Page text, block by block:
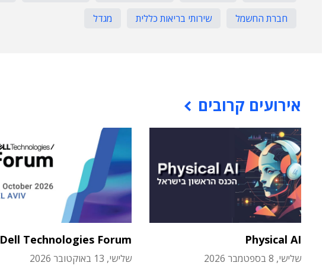
חברת החשמל
שירותי בריאות כללית מגדל
אירועים קרובים
Physical AI
שלישי, 8 בספטמבר 2026
Dell Technologies Forum
שלישי, 13 באוקטובר 2026